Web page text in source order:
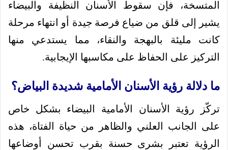
المتسخة، فإن سقوط الأسنان النظيفة والبيضاء
يشير إلى قلق من ضياع فرصة جيدة أو انتهاء مرحلة
كانت مليئة بالبهجة والنقاء، مما يستدعي منها
التركيز على الحفاظ على مكاسبها الإيجابية.
ما دلالة رؤية الأسنان الأمامية شديدة البياض؟
تركّز رؤية الأسنان الأمامية البيضاء بشكل خاص
على الجانب العلني والظاهر من حياة الفتاة، هذه
الرؤية تعتبر بشرى حسنة بقرب تحسن أوضاعها